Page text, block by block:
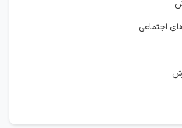
اجتماعی